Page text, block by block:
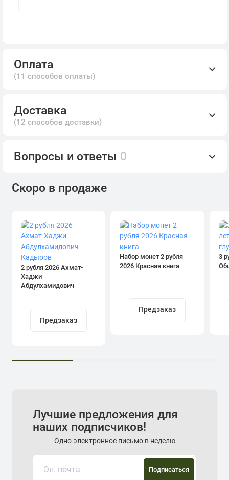
Оплата
(11 способов оплаты)
Доставка
(12 способов доставки)
Вопросы и ответы 0
Скоро в продаже
2 рубля 2026 Ахмат-
Хаджи
Абдулхамидович
Предзаказ
Набор монет 2 рубля
2026 Красная книга
Предзаказ
3
Лучшие предложения для
наших подписчиков!
Одно электронное письмо в неделю
Подписаться